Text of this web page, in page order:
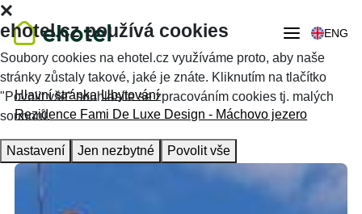
ENG
Hlavní stránka Ubytování
Rezidence Fami De Luxe Design - Máchovo jezero
ehotel.cz používá cookies
Soubory cookies na ehotel.cz využíváme proto, aby naše
stránky zůstaly takové, jaké je znáte. Kliknutím na tlačítko
"Povolit vše" souhlasíte se zpracováním cookies tj. malých
souborů.
Nastavení Jen nezbytné Povolit vše